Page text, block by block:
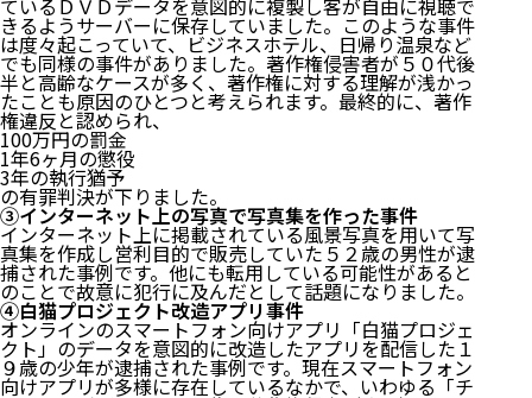
ているＤＶＤデータを意図的に複製し客が自由に視聴で
きるようサーバーに保存していました。このような事件
は度々起こっていて、ビジネスホテル、日帰り温泉など
でも同様の事件がありました。著作権侵害者が５０代後
半と高齢なケースが多く、著作権に対する理解が浅かっ
たことも原因のひとつと考えられます。最終的に、著作
権違反と認められ、
100万円の罰金
1年6ヶ月の懲役
3年の執行猶予
の有罪判決が下りました。
③インターネット上の写真で写真集を作った事件
インターネット上に掲載されている風景写真を用いて写
真集を作成し営利目的で販売していた５２歳の男性が逮
捕された事例です。他にも転用している可能性があると
のことで故意に犯行に及んだとして話題になりました。
④白猫プロジェクト改造アプリ事件
オンラインのスマートフォン向けアプリ「白猫プロジェ
クト」のデータを意図的に改造したアプリを配信した１
９歳の少年が逮捕された事例です。現在スマートフォン
向けアプリが多様に存在しているなかで、いわゆる「チ